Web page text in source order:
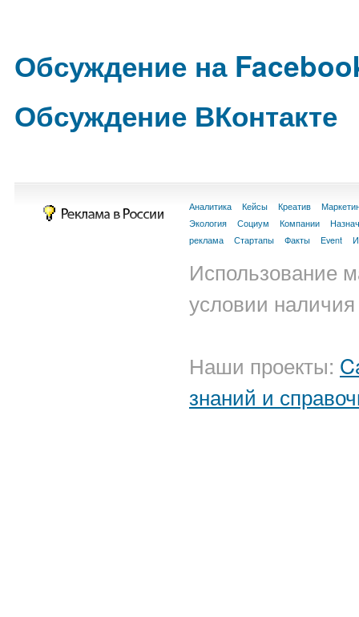
Обсуждение на
Обсуждение ВКонтакте
Аналитика Кейсы Креатив
Экология
Социум Компании
реклама
Стартапы Факты Event
Использование
условии
Наши проекты:
знаний и